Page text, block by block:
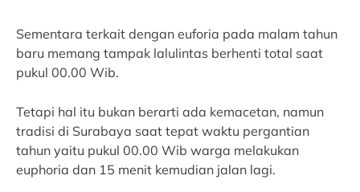
Sementara terkait dengan euforia pada malam tahun
baru memang tampak lalulintas berhenti total saat
pukul 00.00 Wib.
Tetapi hal itu bukan berarti ada kemacetan, namun
tradisi di Surabaya saat tepat waktu pergantian
tahun yaitu pukul 00.00 Wib warga melakukan
euphoria dan 15 menit kemudian jalan lagi.